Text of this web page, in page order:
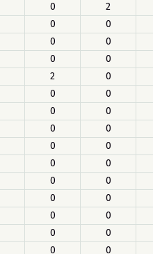
0
2
0
0
0
0
0
0
2
0
0
0
0
0
0
0
0
0
0
0
0
0
0
0
0
0
0
0
0 0